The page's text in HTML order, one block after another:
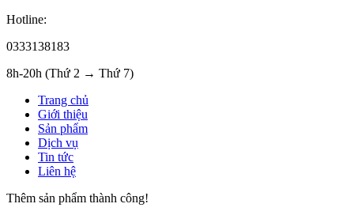
Hotline:
0333138183
8h-20h (Thứ 2 → Thứ 7)
Trang chủ
Giới thiệu
Sản phẩm
Dịch vụ
Tin tức
Liên hệ
Thêm sản phẩm thành công!